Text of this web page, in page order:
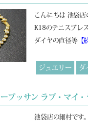
こんにちは 池袋
K18のテニスブレ
ダイヤの直径等【
ジュエリー ダ
ーブッサン ラブ・マイ
池袋店の細村です